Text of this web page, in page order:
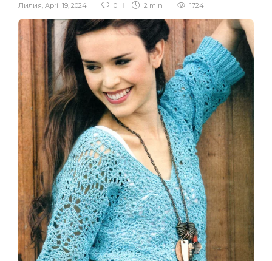
Лилия, April 19, 2024 0 2 min 1724